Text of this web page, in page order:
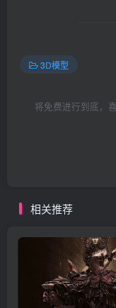
3D模型
将免费进行到底，
相关推荐